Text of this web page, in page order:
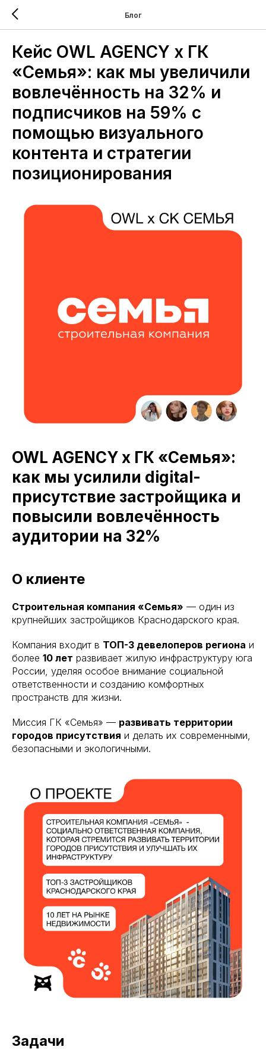
Блог
Кейс OWL AGENCY x ГК
«Семья»: как мы увеличили
вовлечённость на 32% и
подписчиков на 59% с
помощью визуального
контента и стратегии
позиционирования
OWL AGENCY x ГК «Семья»:
как мы усилили digital-
присутствие застройщика и
повысили вовлечённость
аудитории на 32%
О клиенте
Строительная компания «Семья» — один из
крупнейших застройщиков Краснодарского края.
Компания входит в ТОП-3 девелоперов региона и
более 10 лет развивает жилую инфраструктуру юга
России, уделяя особое внимание социальной
ответственности и созданию комфортных
пространств для жизни.
Миссия ГК «Семья» — развивать территории
городов присутствия и делать их современными,
безопасными и экологичными.
Задачи